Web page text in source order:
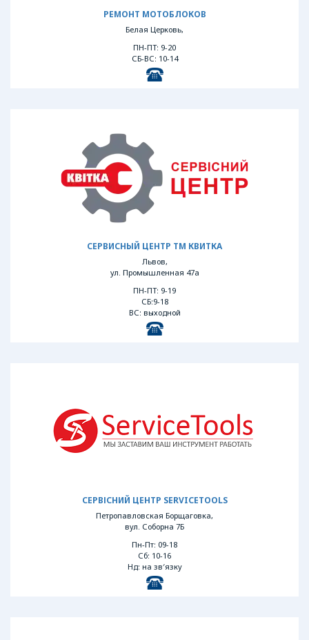
РЕМОНТ МОТОБЛОКОВ
Белая Церковь,
ПН-ПТ: 9-20
СБ-ВС: 10-14
СЕРВИСНЫЙ ЦЕНТР ТМ КВИТКА
Львов,
ул. Промышленная 47а
ПН-ПТ: 9-19
СБ:9-18
ВС: выходной
СЕРВІСНИЙ ЦЕНТР SERVICETOOLS
Петропавловская Борщаговка,
вул. Соборна 7Б
Пн-Пт: 09-18
Сб: 10-16
Нд: на зв′язку